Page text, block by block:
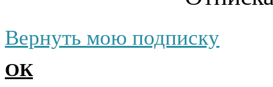
Вернуть мою подписку
ОК